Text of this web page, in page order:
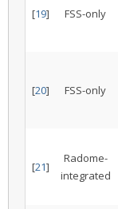
[19] FSS-only
[20] FSS-only
[21]
Radome-
integrated